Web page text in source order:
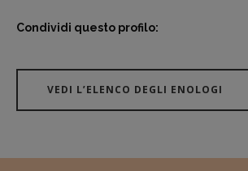
Condividi questo profilo:
VEDI L’ELENCO DEGLI ENOLOGI